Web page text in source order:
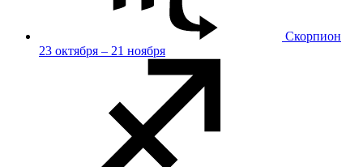
Скорпион
23 октября – 21 ноября